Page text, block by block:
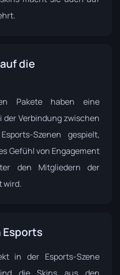
die
Pakete haben eine
der Verbindung zwischen
Szenen gespielt,
Gefühl von Engagement
den Mitgliedern der
wird.
Esports
in der Esports-Szene